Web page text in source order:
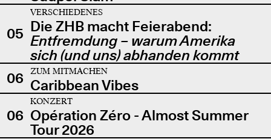
05
VERSCHIEDENES
Die ZHB macht Feierabend:
Entfremdung – warum Amerika
sich (und uns) abhanden kommt
06
ZUM MITMACHEN
Caribbean Vibes
06
KONZERT
Opération Zéro - Almost Summer
Tour 2026